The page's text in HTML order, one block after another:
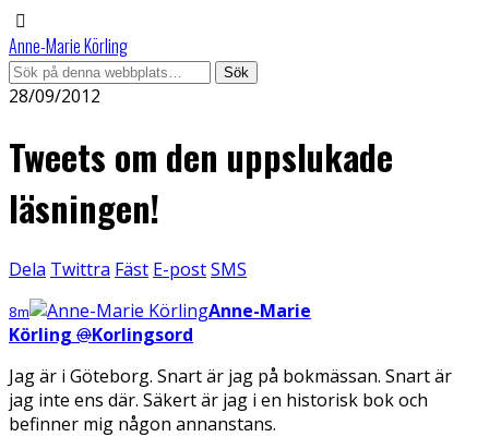
Anne-Marie Körling
28/09/2012
Tweets om den uppslukade
läsningen!
Dela Twittra Fäst E-postSMS
8m
Anne-Marie
Körling @Korlingsord
Jag är i Göteborg. Snart är jag på bokmässan. Snart är
jag inte ens där. Säkert är jag i en historisk bok och
befinner mig någon annanstans.